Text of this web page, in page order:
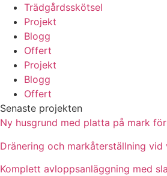
Trädgårdsskötsel
Projekt
Blogg
Offert
Projekt
Blogg
Offert
Senaste projekten
Ny husgrund med platta på mark
Dränering och markåterställning vid
Komplett avloppsanläggning med